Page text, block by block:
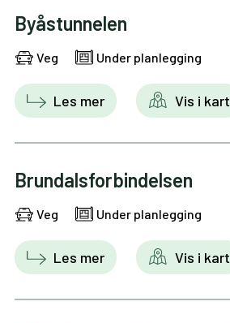
Byåstunnelen
Veg Under planlegging
Les mer Vis i kart
Brundalsforbindelsen
Veg Under planlegging
Les mer Vis i kart